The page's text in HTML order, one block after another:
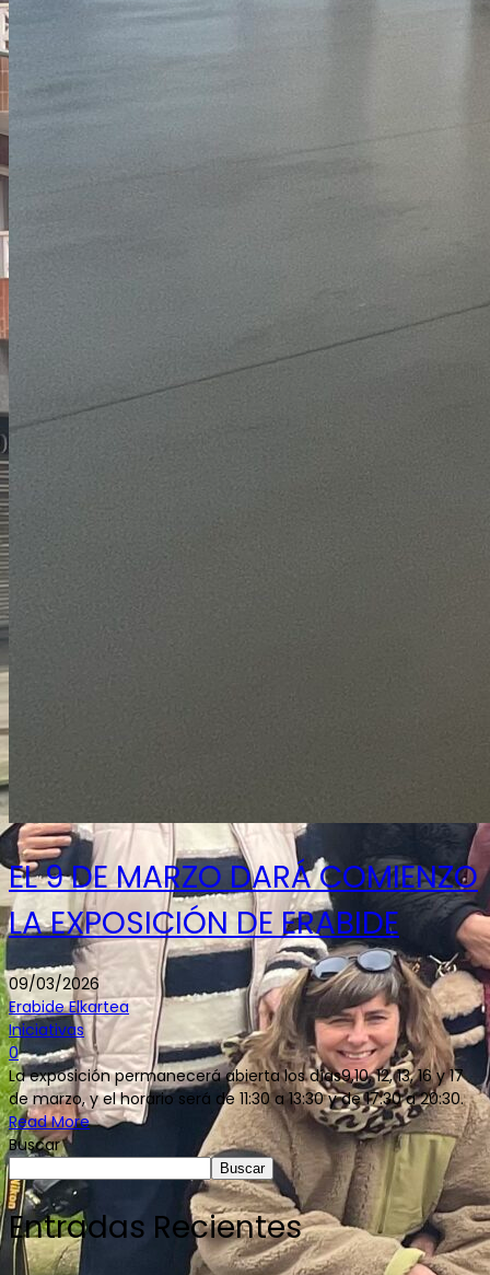
EL 9 DE MARZO DARÁ COMIENZO
LA EXPOSICIÓN DE ERABIDE
09/03/2026
Erabide Elkartea
Iniciativas
0
La exposición permanecerá abierta los días9,10, 12, 13, 16 y 17
de marzo, y el horario será de 11:30 a 13:30 y de 17:30 a 20:30.
Read More
Buscar
Buscar
Entradas Recientes